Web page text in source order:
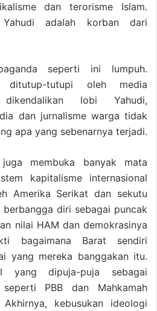
dan terorisme Islam.
adalah korban dari
seperti ini lumpuh.
ditutup-tutupi oleh media
lobi Yahudi,
dan jurnalisme warga tidak
apa yang sebenarnya terjadi.
membuka banyak mata
kapitalisme internasional
Amerika Serikat dan sekutu
berbangga diri sebagai puncak
nilai HAM dan demokrasinya
bagaimana Barat sendiri
yang mereka banggakan itu.
yang dipuja-puja sebagai
seperti PBB dan Mahkamah
kebusukan ideologi